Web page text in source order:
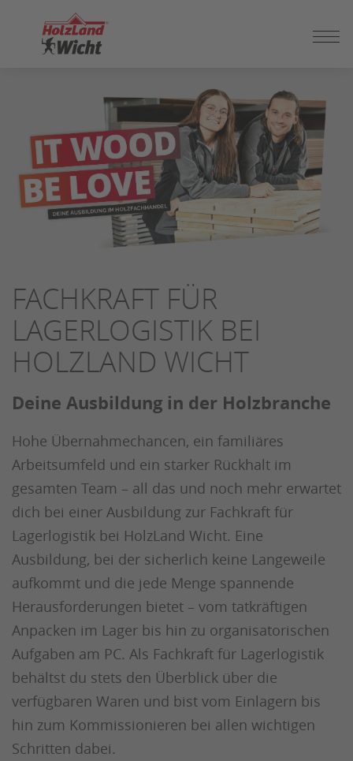
FACHKRAFT FÜR
LAGERLOGISTIK BEI
HOLZLAND WICHT
Deine Ausbildung in der Holzbranche
Hohe Übernahmechancen, ein familiäres
Arbeitsumfeld und ein starker Rückhalt im
gesamten Team – all das und noch mehr erwartet
dich bei einer Ausbildung zur Fachkraft für
Lagerlogistik bei HolzLand Wicht. Eine
Ausbildung, bei der sicherlich keine Langeweile
aufkommt und die jede Menge spannende
Herausforderungen bietet – vom tatkräftigen
Anpacken im Lager bis hin zu organisatorischen
Aufgaben am PC. Als Fachkraft für Lagerlogistik
behältst du stets den Überblick über die
verfügbaren Waren und bist vom Einlagern bis
hin zum Kommissionieren bei allen wichtigen
Schritten dabei.